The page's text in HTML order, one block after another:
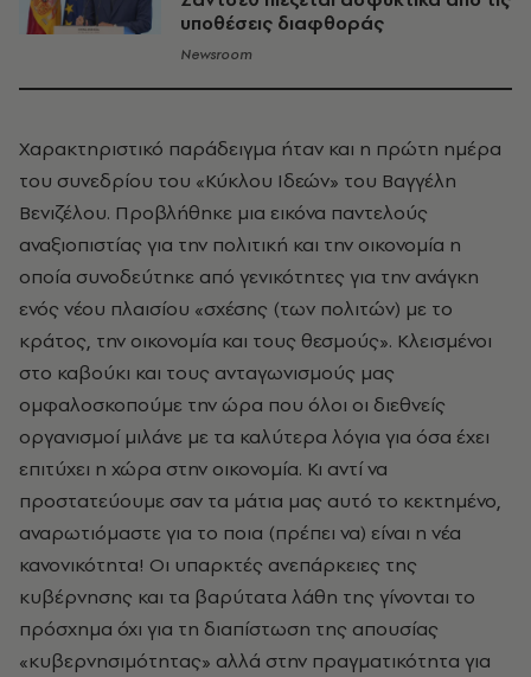
υποθέσεις διαφθοράς
Newsroom
Χαρακτηριστικό παράδειγμα ήταν και η πρώτη ημέρα
του συνεδρίου του «Κύκλου Ιδεών» του Βαγγέλη
Βενιζέλου. Προβλήθηκε μια εικόνα παντελούς
αναξιοπιστίας για την πολιτική και την οικονομία η
οποία συνοδεύτηκε από γενικότητες για την ανάγκη
ενός νέου πλαισίου «σχέσης (των πολιτών) με το
κράτος, την οικονομία και τους θεσμούς». Κλεισμένοι
στο καβούκι και τους ανταγωνισμούς μας
ομφαλοσκοπούμε την ώρα που όλοι οι διεθνείς
οργανισμοί μιλάνε με τα καλύτερα λόγια για όσα έχει
επιτύχει η χώρα στην οικονομία. Κι αντί να
προστατεύουμε σαν τα μάτια μας αυτό το κεκτημένο,
αναρωτιόμαστε για το ποια (πρέπει να) είναι η νέα
κανονικότητα! Οι υπαρκτές ανεπάρκειες της
κυβέρνησης και τα βαρύτατα λάθη της γίνονται το
πρόσχημα όχι για τη διαπίστωση της απουσίας
«κυβερνησιμότητας» αλλά στην πραγματικότητα για